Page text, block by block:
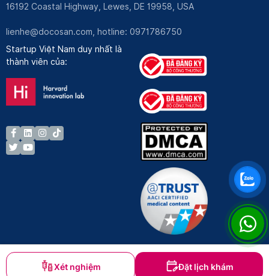
Xét nghiệm Đặt lịch khám
16192 Coastal Highway, Lewes, DE 19958, USA
lienhe@docosan.com, hotline: 0971786750
Startup Việt Nam duy nhất là
thành viên của:
Bản quyền © Docosan 2023